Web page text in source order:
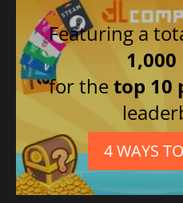
Featuring a
1,000
for thetop 10
4 WAYS